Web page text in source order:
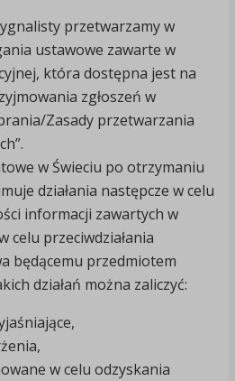
przetwarzamy w
ustawowe zawarte w
która dostępna jest na
zgłoszeń w
Zasady przetwarzania
w Świeciu po otrzymaniu
działania następcze w celu
informacji zawartych w
celu przeciwdziałania
będącemu przedmiotem
działań można zaliczyć:
w celu odzyskania